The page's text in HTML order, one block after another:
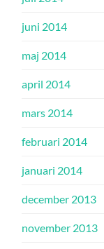
juni 2014
maj 2014
april 2014
mars 2014
februari 2014
januari 2014
december 2013
november 2013